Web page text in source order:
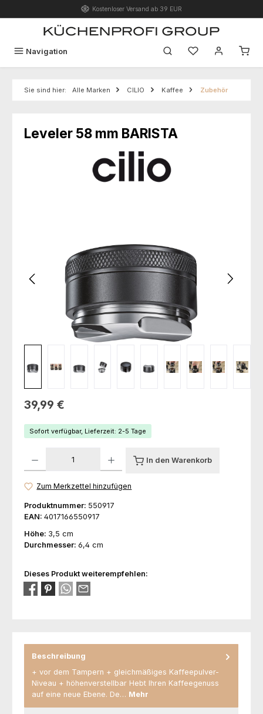
Zum Hauptinhalt springenKostenloser Versand ab 39 EUR
Navigation Du hast 0
Sie sind hier: Alle Marken CILIO Kaffee Zubehör
Leveler 58 mm BARISTA
Regulärer Preis:
39,99 €
Sofort verfügbar, Lieferzeit: 2-5 Tage
In den Warenkorb
Zum Merkzettel hinzufügen
Produktnummer: 550917
EAN: 4017166550917
Höhe: 3,5 cm
Durchmesser: 6,4 cm
Dieses Produkt weiterempfehlen:
Beschreibung
+ vor dem Tampern + gleichmäßiges Kaffeepulver-
Niveau + höhenverstellbar Hebt Ihren Kaffeegenuss
auf eine neue Ebene. De… Mehr